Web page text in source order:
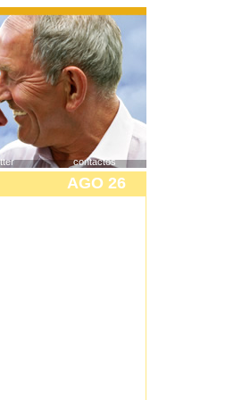
contactos
AGO 26